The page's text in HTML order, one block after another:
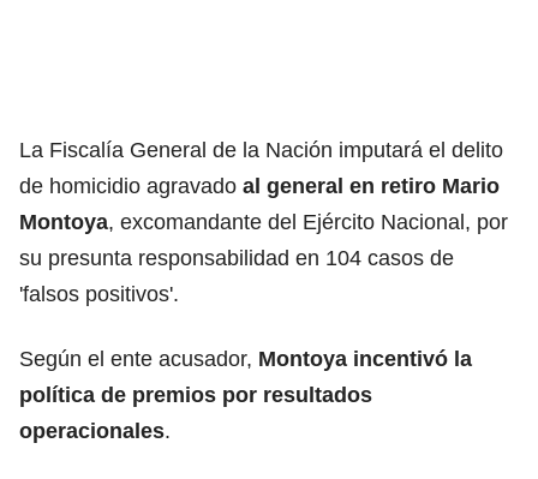
La Fiscalía General de la Nación imputará el delito
de homicidio agravado al general en retiro Mario
Montoya, excomandante del Ejército Nacional, por
su presunta responsabilidad en 104 casos de
'falsos positivos'.
Según el ente acusador, Montoya incentivó la
política de premios por resultados
operacionales.